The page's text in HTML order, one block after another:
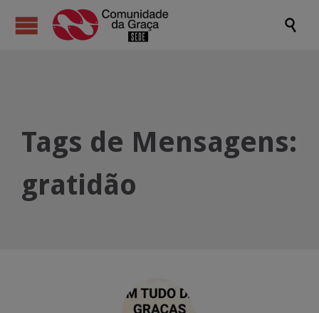

Tags de Mensagens:
gratidão